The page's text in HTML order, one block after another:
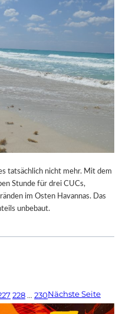
tatsächlich nicht mehr. Mit dem
Stunde für drei CUCs,
im Osten Havannas. Das
unbebaut.
228… 230Nächste Seite